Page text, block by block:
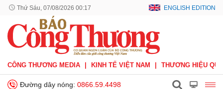
Thứ Sáu, 07/08/2026 00:17 ENGLISH EDITION
CÔNG THƯƠNG MEDIA KINH TẾ VIỆT NAM THƯƠNG HIỆU
Đường dây nóng: 0866.59.4498